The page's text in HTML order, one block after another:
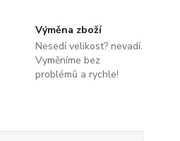
Výměna zboží
Nesedí velikost? nevadí.
Vyměníme bez
problémů a rychle!